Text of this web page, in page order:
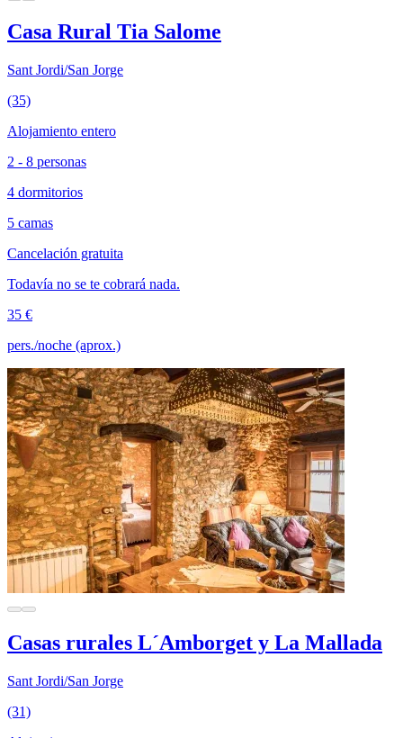
Casa Rural Tia Salome
Sant Jordi/San Jorge
(35)
Alojamiento entero
2 - 8 personas
4 dormitorios
5 camas
Cancelación gratuita
Todavía no se te cobrará nada.
35 €
pers./noche (aprox.)
Casas rurales L´Amborget y La Mallada
Sant Jordi/San Jorge
(31)